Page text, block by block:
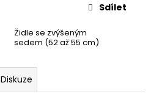
Židle se zvýšeným
sedem (52 až 55 cm)
Sdílet
Diskuze